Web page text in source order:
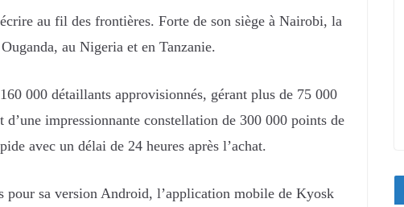
au fil des frontières. Forte de son siège à Nairobi, la
au Nigeria et en Tanzanie.
000 détaillants approvisionnés, gérant plus de 75 000
impressionnante constellation de 300 000 points de
avec un délai de 24 heures après l’achat.
pour sa version Android, l’application mobile de Kyosk